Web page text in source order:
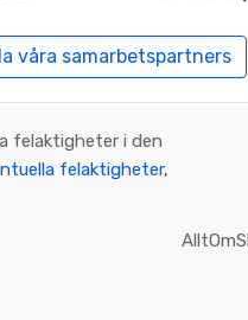
våra samarbetspartners
felaktigheter i den
felaktigheter,